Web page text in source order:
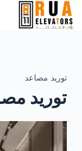
توريد مصاعد
توريد